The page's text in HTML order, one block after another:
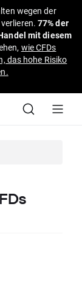
wegen der
verlieren.77% der
mit diesem
wie CFDs
das hohe Risiko